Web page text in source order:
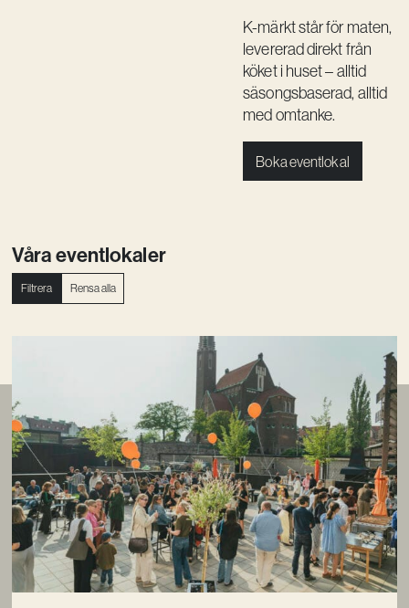
K-märkt står för maten,
levererad direkt från
köket i huset – alltid
säsongsbaserad, alltid
med omtanke.
Boka eventlokal
Våra eventlokaler
Filtrera Rensa alla